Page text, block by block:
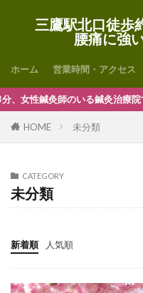
三鷹駅北口徒歩
腰痛に強
ホーム 営業時間・アクセス
る鍼灸治療院です。
HOME 未分類
CATEGORY
未分類
新着順 人気順